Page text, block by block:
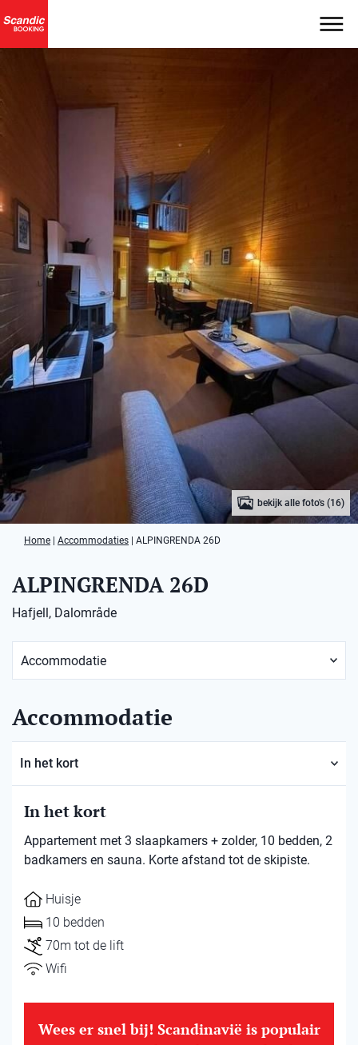
bekijk alle foto's (16)
Home Accommodaties ALPINGRENDA 26D
ALPINGRENDA 26D
Hafjell, Dalområde
Accommodatie
In het kort
In het kort
Appartement met 3 slaapkamers + zolder, 10 bedden, 2
badkamers en sauna. Korte afstand tot de skipiste.
Huisje
10 bedden
70m tot de lift
Wifi
Wees er snel bij! Scandinavië is populair